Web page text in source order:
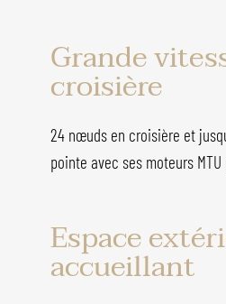
Grande
croisière
24 nœuds en croisière et
pointe avec ses moteurs
Espace
accueillant